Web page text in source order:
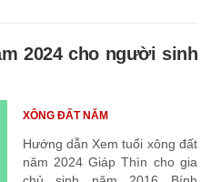
2024 cho người sinh
Hướng dẫn Xem tuổi xông đất
năm 2024 Giáp Thìn cho gia
XÔNG ĐẤT NĂM